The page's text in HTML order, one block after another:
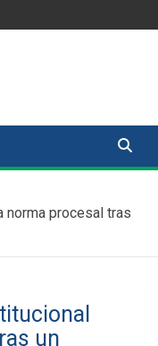
norma procesal tras
un